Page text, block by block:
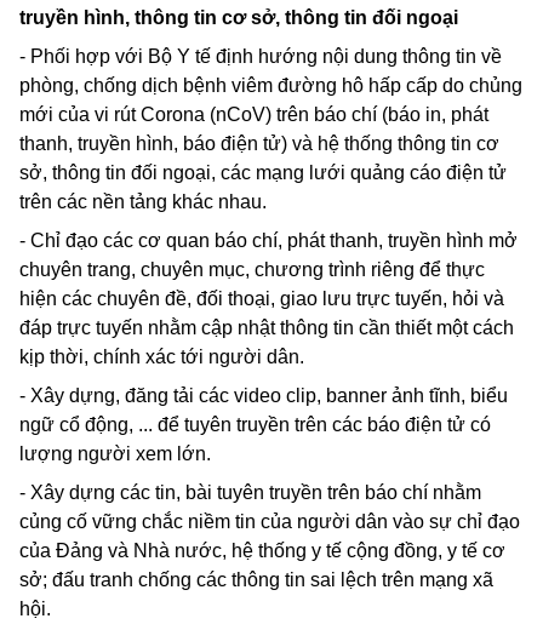
truyền hình, thông tin cơ sở, thông tin đối ngoại
- Phối hợp với Bộ Y tế định hướng nội dung thông tin về
phòng, chống dịch bệnh viêm đường hô hấp cấp do chủng
mới của vi rútCorona (nCoV) trên báo chí (báo in, phát
thanh, truyền hình, báo điện tử) và hệ thống thông tin cơ
sở, thông tin đối ngoại, các mạng lưới quảng cáo điện tử
trên các nền tảng khác nhau.
- Chỉ đạo các cơ quan báo chí, phát thanh, truyền hình mở
chuyên trang, chuyên mục, chương trình riêng để thực
hiện các chuyên đề, đối thoại, giao lưu trực tuyến, hỏi và
đáp trực tuyến nhằm cập nhật thông tin cần thiết một cách
kịp thời, chính xác tới người dân.
- Xây dựng, đăng tải các video clip, banner ảnh tĩnh, biểu
ngữ cổ động, ... để tuyên truyền trên các báo điện tử có
lượng người xem lớn.
- Xây dựng các tin, bài tuyên truyền trên báo chí nhằm
củng cố vững chắc niềm tin của người dân vào sự chỉ đạo
của Đảng và Nhà nước, hệ thống y tế cộng đồng, y tế cơ
sở; đấu tranh chống các thông tin sai lệch trên mạng xã
hội.